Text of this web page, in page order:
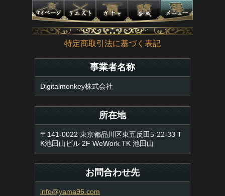
特定商取引法に基づく表記
事業者名称
Digitalmonkey株式会社
所在地
〒141-0022 東京都品川区東五反田5-22-33 T
K池田山ビル 2F WeWork TK 池田山
お問合わせ先
info@yama96.com